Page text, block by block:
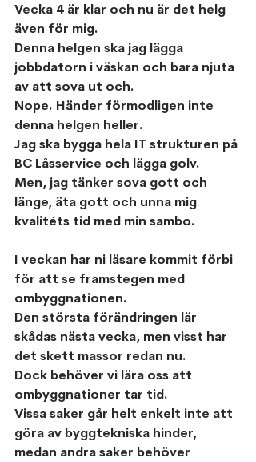
Vecka 4 är klar och nu är det helg
även för mig.
Denna helgen ska jag lägga
jobbdatorn i väskan och bara njuta
av att sova ut och.
Nope. Händer förmodligen inte
denna helgen heller.
Jag ska bygga hela IT strukturen på
BC Låsservice och lägga golv.
Men, jag tänker sova gott och
länge, äta gott och unna mig
kvalitéts tid med min sambo.
I veckan har ni läsare kommit förbi
för att se framstegen med
ombyggnationen.
Den största förändringen lär
skådas nästa vecka, men visst har
det skett massor redan nu.
Dock behöver vi lära oss att
ombyggnationer tar tid.
Vissa saker går helt enkelt inte att
göra av byggtekniska hinder,
medan andra saker behöver